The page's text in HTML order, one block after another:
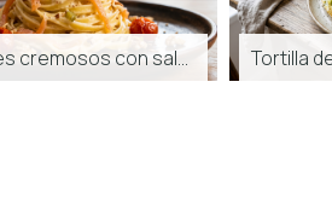
Tallarines cremosos con salmón ahum...